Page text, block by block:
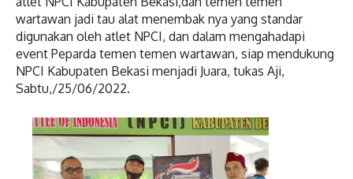
wartawan jadi tau alat menembak nya yang standar
digunakan oleh atlet NPCI, dan dalam mengahadapi
event Peparda temen temen wartawan, siap mendukung
NPCI Kabupaten Bekasi menjadi Juara, tukas Aji,
Sabtu,/25/06/2022.